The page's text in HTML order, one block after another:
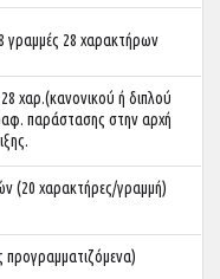
γραμμές 28 χαρακτήρων
χαρ.(κανονικού ή διπλού
παράστασης στην αρχή
(20 χαρακτήρες/γραμμή)